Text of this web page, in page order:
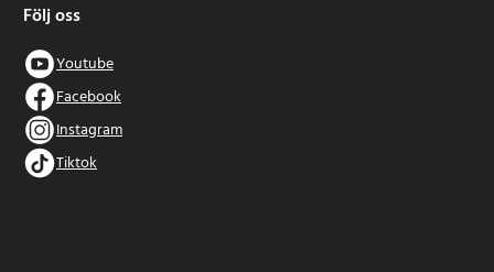
Följ oss
Youtube
Facebook
Instagram
Tiktok